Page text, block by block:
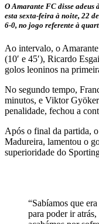
O Amarante FC disse adeus
esta sexta-feira à noite, 22
6-0, no jogo referente à
Ao intervalo, o
(10′ e 45′), Ricardo
golos leoninos na
No segundo tempo,
minutos, e Viktor
penalidade, fechou a
Após o final da partida,
Madureira, lamentou o
superioridade do
“Sabíamos que
para poder ir